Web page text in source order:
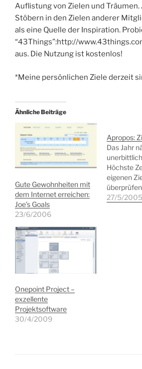
Auflistung von Zielen und Träumen.
Stöbern in den Zielen anderer
als eine Quelle der Inspiration.
“43Things”:http://
aus. Die Nutzung ist kostenlos!
*Meine persönlichen Ziele derzeit
Ähnliche Beiträge
Gute Gewohnheiten mit
dem Internet erreichen:
Joe’s Goals
23/6/2006
Apropos:
Das Jahr
Höchste
eigenen
auf dem
27/5/2005
Onepoint Project –
exzellente
Projektsoftware
30/4/2009